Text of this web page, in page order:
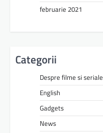
februarie 2021
Categorii
Despre filme si seriale
English
Gadgets
News